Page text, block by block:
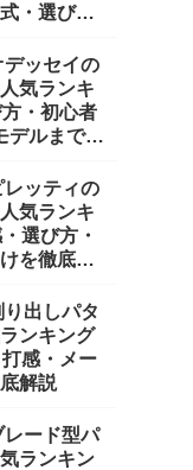
・選び方
デッセイの
気ランキ
・初心者
デルまで徹
レッティの
気ランキ
選び方・
を徹底比
り出しパタ
ンキング
感・メー
解説
レード型パ
ランキン